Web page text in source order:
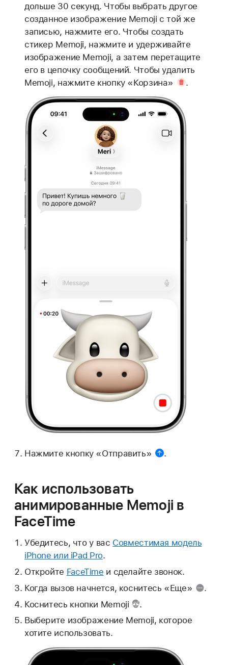
дольше 30 секунд. Чтобы выбрать другое
созданное изображение Memoji с той же
записью, нажмите его. Чтобы создать
стикер Memoji, нажмите и удерживайте
изображение Memoji, а затем перетащите
его в цепочку сообщений. Чтобы удалить
Memoji, нажмите кнопку «Корзина» .
Нажмите кнопку «Отправить» .
Как использовать
анимированные Memoji в
FaceTime
Убедитесь, что у вас Совместимая модель
iPhone или iPad Pro.
Откройте FaceTime и сделайте звонок.
Когда вызов начнется, коснитесь «Еще»
.
Коснитесь кнопки Memoji
.
Выберите изображение Memoji, которое
хотите использовать.